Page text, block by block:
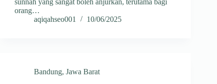
sunnah yang sangat boleh anjurkan, terutama bagi
orang…
aqiqahseo001
10/06/2025
Bandung, Jawa Barat